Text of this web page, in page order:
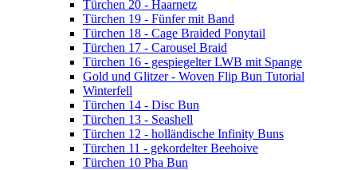
Türchen 20 - Haarnetz
Türchen 19 - Fünfer mit Band
Türchen 18 - Cage Braided Ponytail
Türchen 17 - Carousel Braid
Türchen 16 - gespiegelter LWB mit Spange
Gold und Glitzer - Woven Flip Bun Tutorial
Winterfell
Türchen 14 - Disc Bun
Türchen 13 - Seashell
Türchen 12 - holländische Infinity Buns
Türchen 11 - gekordelter Beehoive
Türchen 10 Pha Bun